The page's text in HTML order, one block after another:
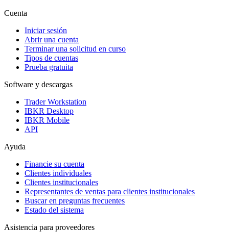
Cuenta
Iniciar sesión
Abrir una cuenta
Terminar una solicitud en curso
Tipos de cuentas
Prueba gratuita
Software y descargas
Trader Workstation
IBKR Desktop
IBKR Mobile
API
Ayuda
Financie su cuenta
Clientes individuales
Clientes institucionales
Representantes de ventas para clientes institucionales
Buscar en preguntas frecuentes
Estado del sistema
Asistencia para proveedores